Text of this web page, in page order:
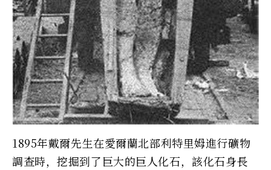
1895年戴爾先生在愛爾蘭北部利特里姆進行礦物
調查時，挖掘到了巨大的巨人化石，該化石身長